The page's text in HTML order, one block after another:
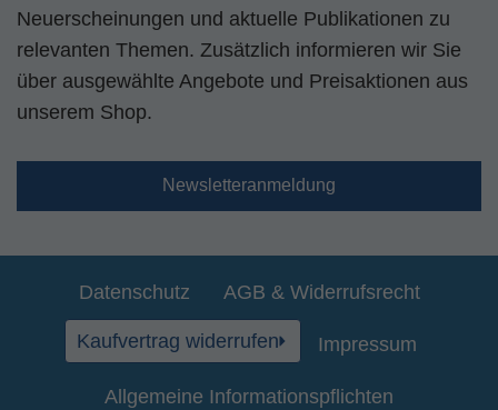
Neuerscheinungen und aktuelle Publikationen zu
relevanten Themen. Zusätzlich informieren wir Sie
über ausgewählte Angebote und Preisaktionen aus
unserem Shop.
Newsletteranmeldung
Datenschutz AGB & Widerrufsrecht
Kaufvertrag widerrufen Impressum
Allgemeine Informationspflichten